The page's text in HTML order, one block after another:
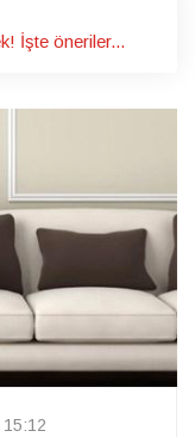
İşte öneriler...